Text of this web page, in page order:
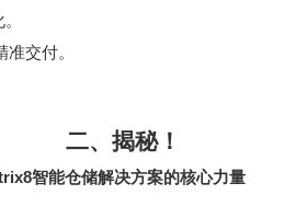
交付。
二、揭秘！
智能仓储解决方案的核心力量